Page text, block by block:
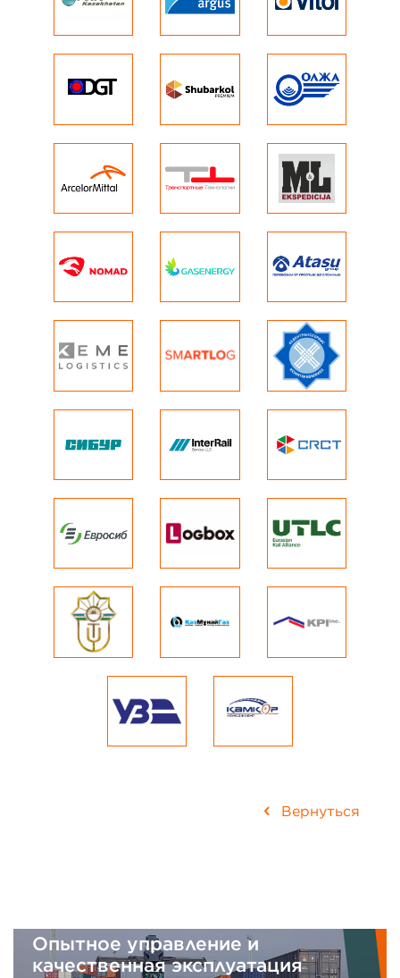
Вернуться
Опытное управление и
качественная эксплуатация